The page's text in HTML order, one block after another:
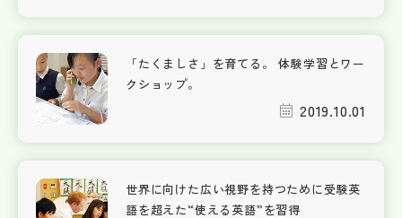
「たくましさ」を育てる。 体験学習とワー
クショップ。
2019.10.01
世界に向けた広い視野を持つために受験英
語を超えた“使える英語”を習得